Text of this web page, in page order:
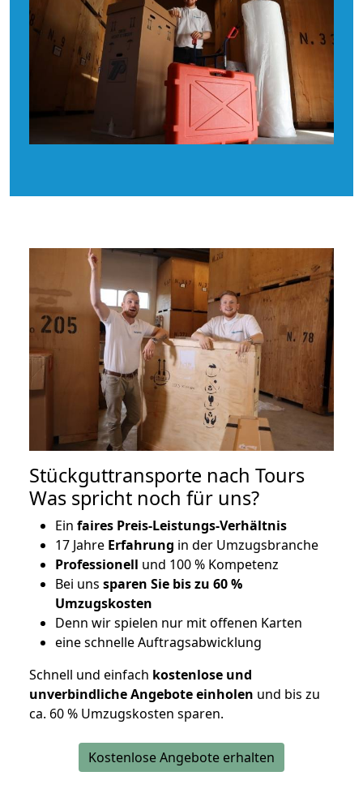
Stückguttransporte nach Tours
Was spricht noch für uns?
Ein faires Preis-Leistungs-Verhältnis
17 Jahre Erfahrung in der Umzugsbranche
Professionell und 100 % Kompetenz
Bei uns sparen Sie bis zu 60 %
Umzugskosten
Denn wir spielen nur mit offenen Karten
eine schnelle Auftragsabwicklung
Schnell und einfach kostenlose und
unverbindliche Angebote einholen und bis zu
ca. 60 % Umzugskosten sparen.
Kostenlose Angebote erhalten